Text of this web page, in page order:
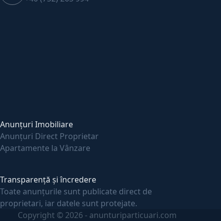
Anunțuri Imobiliare
Anunțuri Direct Proprietar
Apartamente la Vânzare
Transparență și încredere
Toate anunțurile sunt publicate direct de
proprietari, iar datele sunt protejate.
Copyright © 2026 - anunturiparticuari.com